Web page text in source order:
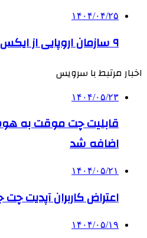
۱۴۰۴/۰۴/۲۵
۹ سازمان اروپایی از ایکس شکایت کردند
اخبار مرتبط با سرویس
۱۴۰۴/۰۵/۲۳
قابلیت چت موقت به
اضافه شد
۱۴۰۴/۰۵/۲۱
اعتراض کاربران آپدیت
۱۴۰۴/۰۵/۱۹